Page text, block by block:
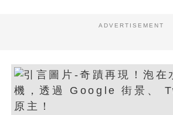
ADVERTISEMENT